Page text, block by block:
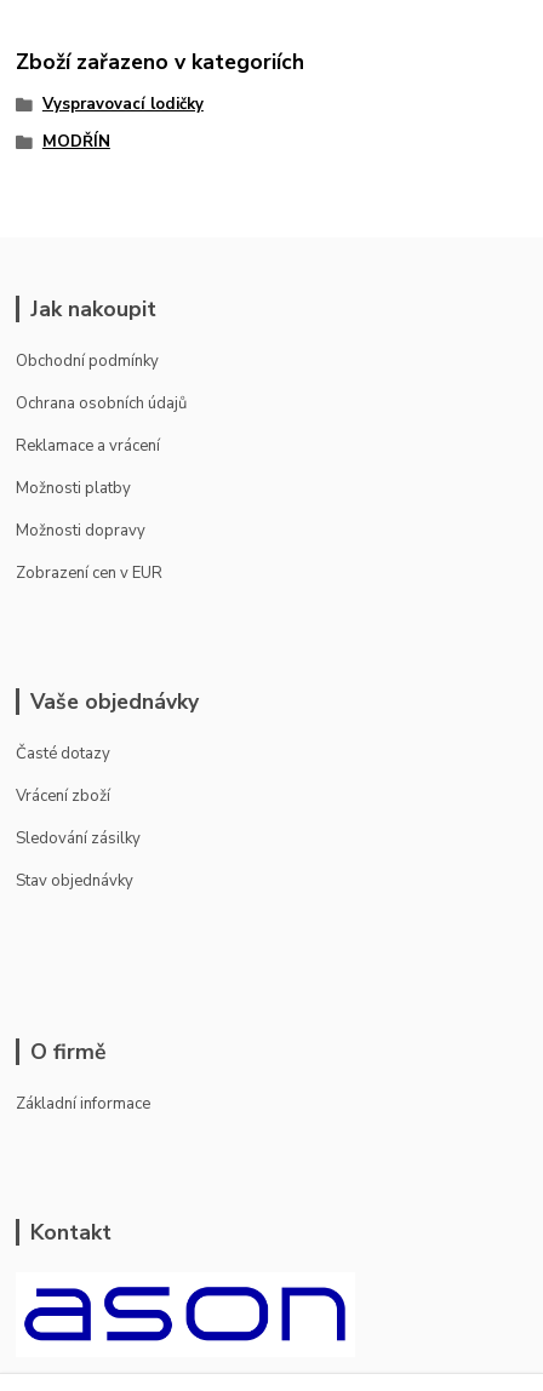
Zboží zařazeno v kategoriích
Vyspravovací lodičky
MODŘÍN
Jak nakoupit
Obchodní podmínky
Ochrana osobních údajů
Reklamace a vrácení
Možnosti platby
Možnosti dopravy
Zobrazení cen v EUR
Vaše objednávky
Časté dotazy
Vrácení zboží
Sledování zásilky
Stav objednávky
O firmě
Základní informace
Kontakt